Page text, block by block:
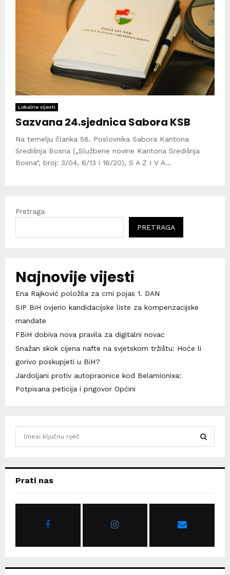
Lokalne vijesti
Sazvana 24.sjednica Sabora KSB
Na temelju članka 58. Poslovnika Sabora Kantona
Središnja Bosna („Službene novine Kantona Središnja
Bosna“, broj: 3/04, 6/13 i 16/20), S A Z I V A...
Pretraga
PRETRAGA
Najnovije vijesti
Ena Rajković položila za crni pojas 1. DAN
SIP BiH ovjerio kandidacijske liste za kompenzacijske
mandate
FBiH dobiva nova pravila za digitalni novac
Snažan skok cijena nafte na svjetskom tržištu: Hoće li
gorivo poskupjeti u BiH?
Jardoljani protiv autopraonice kod Belamionixa:
Potpisana peticija i prigovor Općini
hPrati nas